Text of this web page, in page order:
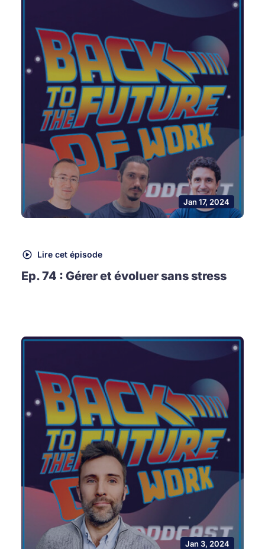
Jan 17, 2024
Lire cet épisode
Ep. 74 : Gérer et évoluer sans stress
Jan 3, 2024